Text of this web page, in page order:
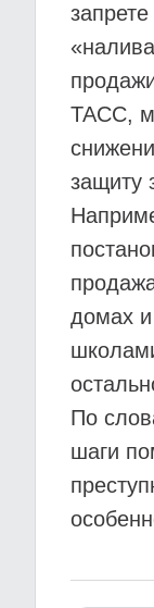
ТАСС,
защиту
домах
По
шаги